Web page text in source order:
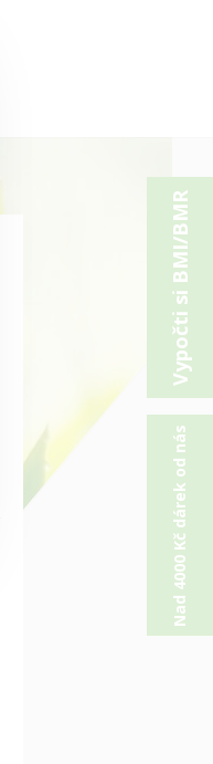
Vypočti si BMI/BMR
Nad 4000 Kč dárek od nás